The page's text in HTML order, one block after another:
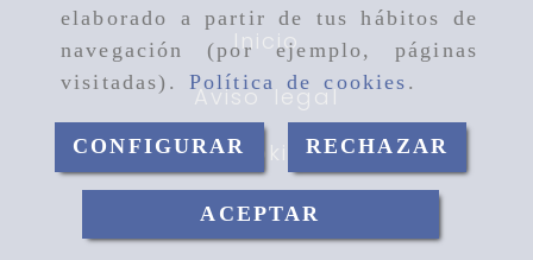
elaborado a partir de tus hábitos de
navegación (por ejemplo, páginas
visitadas). Política de cookies .
CONFIGURAR RECHAZAR
ACEPTAR
Inicio
Aviso legal
Cookies
Privacidad